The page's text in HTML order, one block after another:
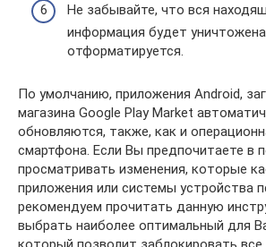
Не забывайте, что вся
информация будет
отформатируется.
По умолчанию, приложения Android,
магазина Google Play Market
обновляются, также, как и
смартфона. Если Вы предпочитаете в
просматривать изменения, которые
приложения или системы устройства
рекомендуем прочитать данную
выбрать наиболее оптимальный для